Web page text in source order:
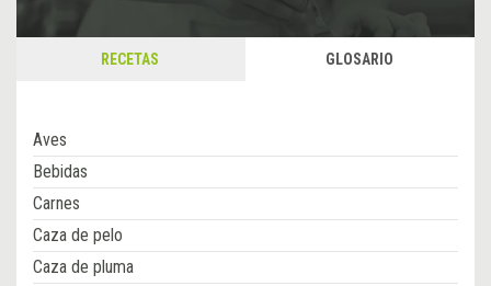
RECETAS GLOSARIO
Aves
Bebidas
Carnes
Caza de pelo
Caza de pluma